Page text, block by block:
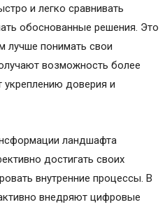
и легко сравнивать
обоснованные решения. Это
лучше понимать свои
возможность более
укреплению доверия и
ландшафта
достигать своих
внутренние процессы. В
внедряют цифровые